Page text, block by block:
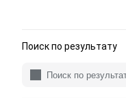
Поиск по результату